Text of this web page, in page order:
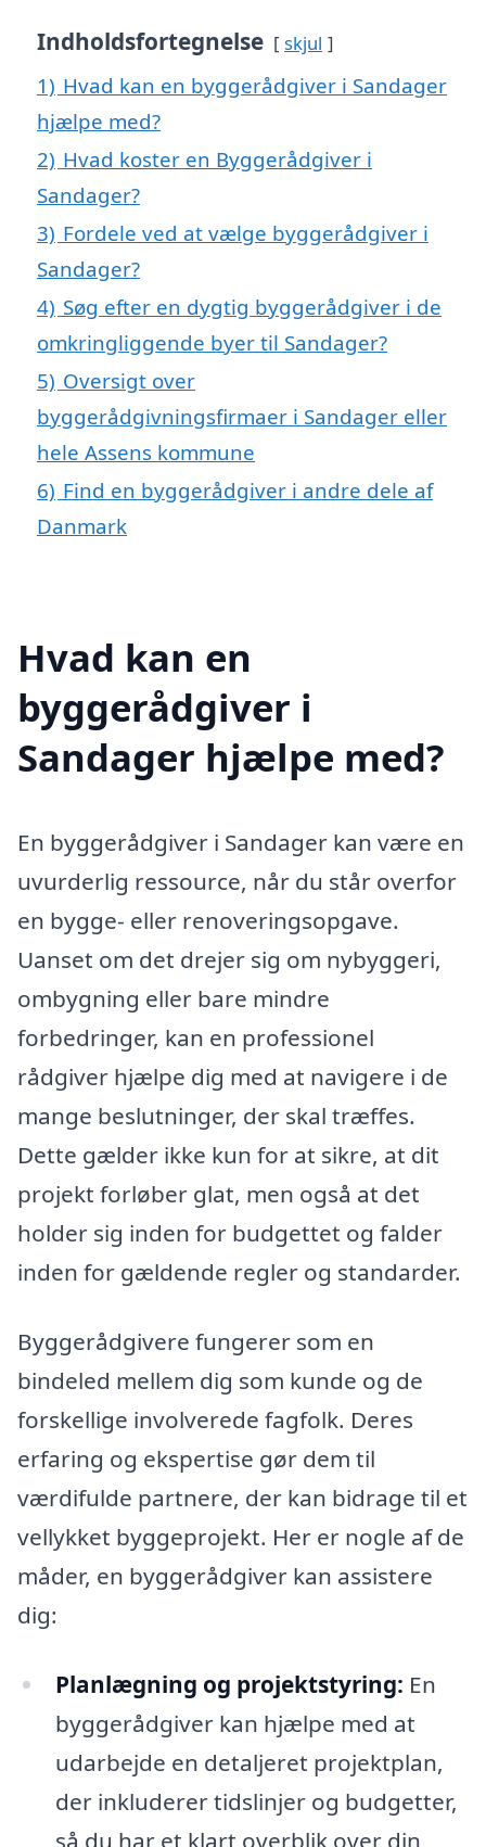
Indholdsfortegnelse skjul
1) Hvad kan en byggerådgiver i Sandager
hjælpe med?
2) Hvad koster en Byggerådgiver i
Sandager?
3) Fordele ved at vælge byggerådgiver i
Sandager?
4) Søg efter en dygtig byggerådgiver i de
omkringliggende byer til Sandager?
5) Oversigt over
byggerådgivningsfirmaer i Sandager eller
hele Assens kommune
6) Find en byggerådgiver i andre dele af
Danmark
Hvad kan en
byggerådgiver i
Sandager hjælpe med?
En byggerådgiver i Sandager kan være en
uvurderlig ressource, når du står overfor
en bygge- eller renoveringsopgave.
Uanset om det drejer sig om nybyggeri,
ombygning eller bare mindre
forbedringer, kan en professionel
rådgiver hjælpe dig med at navigere i de
mange beslutninger, der skal træffes.
Dette gælder ikke kun for at sikre, at dit
projekt forløber glat, men også at det
holder sig inden for budgettet og falder
inden for gældende regler og standarder.
Byggerådgivere fungerer som en
bindeled mellem dig som kunde og de
forskellige involverede fagfolk. Deres
erfaring og ekspertise gør dem til
værdifulde partnere, der kan bidrage til et
vellykket byggeprojekt. Her er nogle af de
måder, en byggerådgiver kan assistere
dig:
Planlægning og projektstyring: En
byggerådgiver kan hjælpe med at
udarbejde en detaljeret projektplan,
der inkluderer tidslinjer og budgetter,
så du har et klart overblik over din